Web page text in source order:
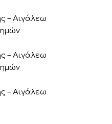
– Αιγάλεω
– Αιγάλεω
– Αιγάλεω